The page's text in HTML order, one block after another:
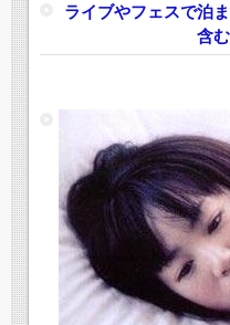
ライブやフェスで泊
含